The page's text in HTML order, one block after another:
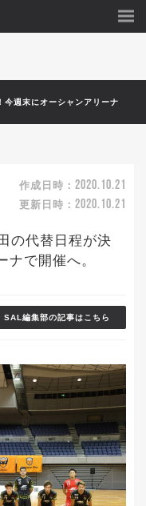
週末にオーシャンアリーナ
作成日時： 2020.10.21
更新日時： 2020.10.21
の代替日程が決
ナで開催へ。
SAL編集部の記事はこちら